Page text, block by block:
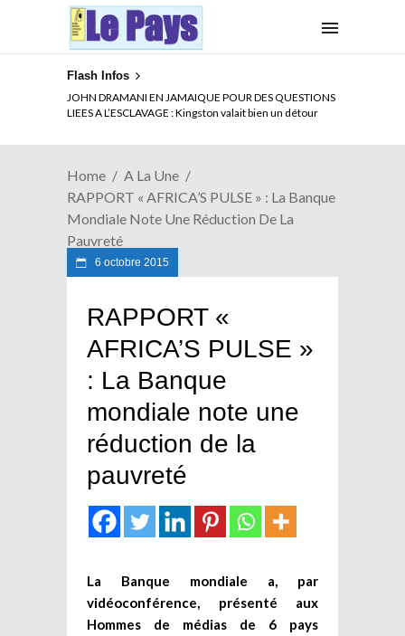
Flash Infos
JOHN DRAMANI EN JAMAIQUE POUR DES QUESTIONS
LIEES A L’ESCLAVAGE : Kingston valait bien un détour
ELECTION DE TALON A LA TETE DU SENAT BENINOIS :
Quand Patrice quitte le pouvoir sans partir !
Home
A La Une
RAPPORT « AFRICA’S PULSE » : La Banque
Mondiale Note Une Réduction De La
Pauvreté
6 octobre 2015
RAPPORT «
AFRICA’S PULSE »
: La Banque
mondiale note une
réduction de la
pauvreté
La Banque mondiale a, par
vidéoconférence, présenté aux
Hommes de médias de 6 pays